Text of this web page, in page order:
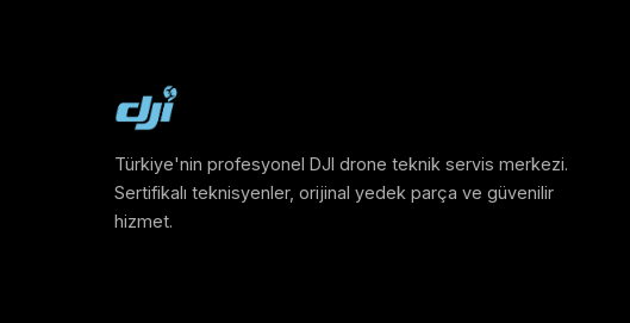
Türkiye'nin profesyonel DJI drone teknik servis merkezi.
Sertifikalı teknisyenler, orijinal yedek parça ve güvenilir
hizmet.